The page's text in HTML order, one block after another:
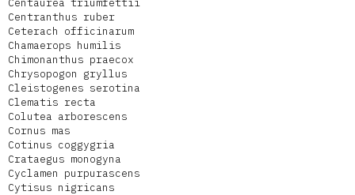
Centaurea triumfettii
Centranthus ruber
Ceterach officinarum
Chamaerops humilis
Chimonanthus praecox
Chrysopogon gryllus
Cleistogenes serotina
Clematis recta
Colutea arborescens
Cornus mas
Cotinus coggygria
Crataegus monogyna
Cyclamen purpurascens
Cytisus nigricans